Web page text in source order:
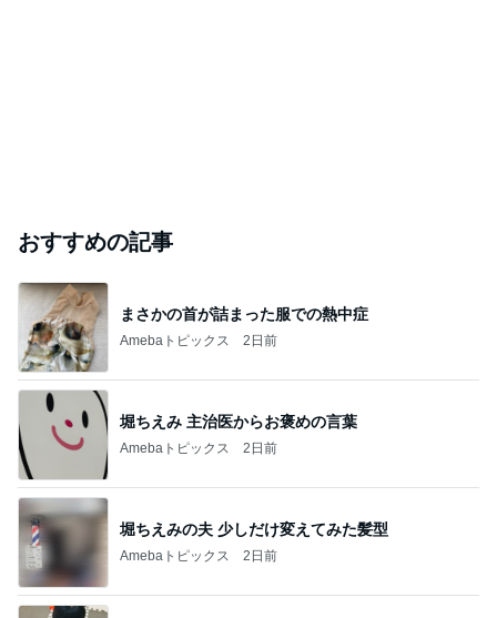
おすすめの記事
まさかの首が詰まった服での熱中症
Amebaトピックス 2日前
堀ちえみ 主治医からお褒めの言葉
Amebaトピックス 2日前
堀ちえみの夫 少しだけ変えてみた髪型
Amebaトピックス 2日前